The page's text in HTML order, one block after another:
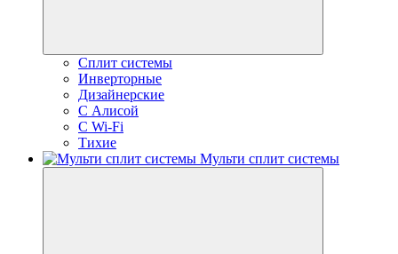
Сплит системы
Инверторные
Дизайнерские
С Алисой
C Wi-Fi
Тихие
Мульти сплит системы